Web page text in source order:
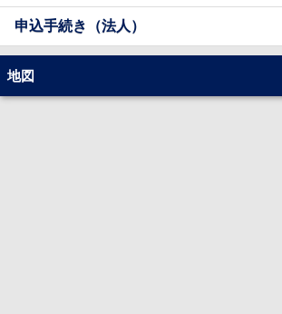
申込手続き（法人）
地図